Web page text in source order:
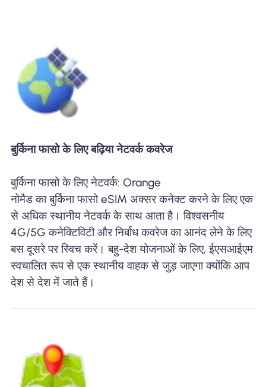
बुर्किना फासो के लिए बढ़िया नेटवर्क कवरेज
बुर्किना फासो के लिए नेटवर्क: Orange
नोमैड का बुर्किना फासो eSIM अक्सर कनेक्ट करने के लिए एक
से अधिक स्थानीय नेटवर्क के साथ आता है। विश्वसनीय
4G/5G कनेक्टिविटी और निर्बाध कवरेज का आनंद लेने के लिए
बस दूसरे पर स्विच करें। बहु-देश योजनाओं के लिए, ईएसआईएम
स्वचालित रूप से एक स्थानीय वाहक से जुड़ जाएगा क्योंकि आप
देश से देश में जाते हैं।